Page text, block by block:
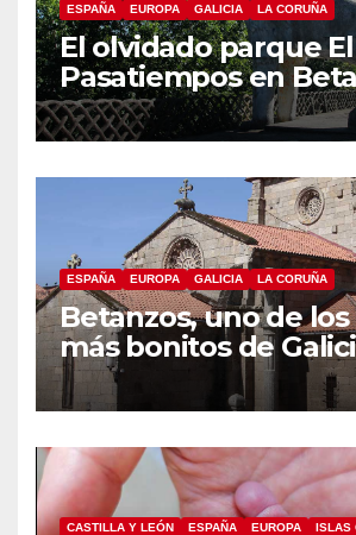
ESPAÑA EUROPA GALICIA LA CORUÑA
El olvidado parque El
Pasatiempos en
ESPAÑA EUROPA GALICIA LA CORUÑA
Betanzos, uno de
más bonitos de
CASTILLA Y LEÓN ESPAÑA EUROPA
ISLAS